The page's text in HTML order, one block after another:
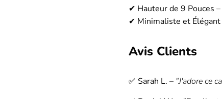
✔ Hauteur de 9 Pouces
✔ Minimaliste et Élégant
Avis Clients
✅ Sarah L. – "J'adore ce